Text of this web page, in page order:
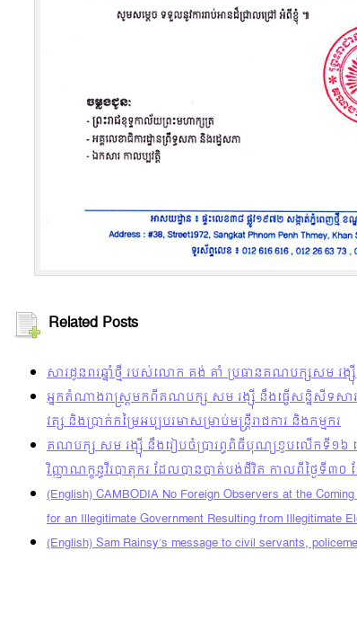
Related Posts
សារជូនពរឆ្នាំថ្មី របស់លោក គង់ គាំ ប្រធានគណបក្សសម រង្ស៊ី
អ្នកតំណាងរាស្រ្តមកពីគណបក្ស សម រង្ស៊ី នឹងធ្វើសន្និសីទសា
វត្ស និងប្រាក់កម្រៃអប្បបរមាសម្រាប់មន្រ្តីរាជការ និងកម្មករ
គណបក្ស សម រង្ស៊ី នឹងរៀបចំប្រារព្ធពិធីបុណ្យខួបលើកទី១៦ ន
វិញ្ញាណក្ខន្ធវីរបាតុករ ដែលបានបាត់បង់ជីវិត កាលពីថ្ងៃទី៣០
(English) CAMBODIA No Foreign Observers at the
for an Illegitimate Government Resulting from Illegitimate
(English) Sam Rainsy’s message to civil servants,